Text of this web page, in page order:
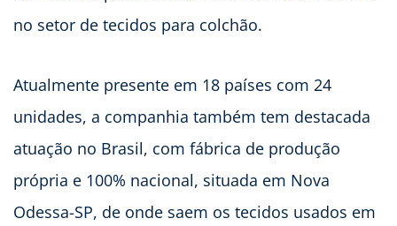
no setor de tecidos para colchão.
Atualmente presente em 18 países com 24
unidades, a companhia também tem destacada
atuação no Brasil, com fábrica de produção
própria e 100% nacional, situada em Nova
Odessa-SP, de onde saem os tecidos usados em